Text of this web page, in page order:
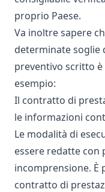
proprio Paese.
Va inoltre sapere
determinate soglie
preventivo scritto
esempio:
Il contratto di
le informazioni
Le modalità di
essere redatte con
incomprensione.
contratto di